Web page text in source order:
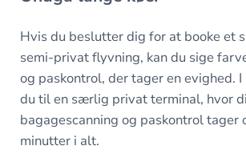
Hvis du beslutter dig for at booke et
semi-privat flyvning, kan du sige
og paskontrol, der tager en evighed.
du til en særlig privat terminal, hvor
bagagescanning og paskontrol tager
minutter i alt.